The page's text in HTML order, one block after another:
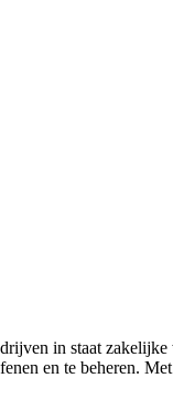
in staat zakelijke
en te beheren.